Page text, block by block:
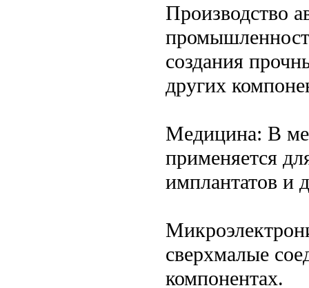
Производство
создания
других
Медицина: В
применяется
имплантатов и
сверхмалые
компонентах.